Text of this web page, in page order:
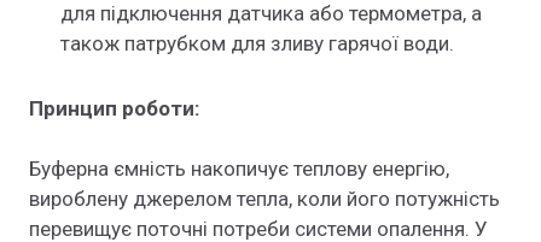
для підключення датчика або термометра, а
також патрубком для зливу гарячої води.
Принцип роботи:
Буферна ємність накопичує теплову енергію,
вироблену джерелом тепла, коли його потужність
перевищує поточні потреби системи опалення. У